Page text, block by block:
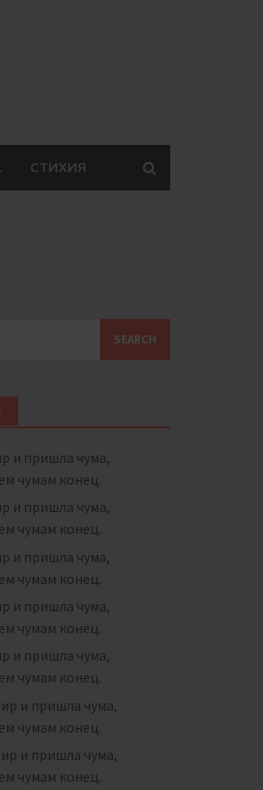
СТИХИЯ
и пришла чума,
чумам конец.
и пришла чума,
чумам конец.
и пришла чума,
чумам конец.
и пришла чума,
чумам конец.
и пришла чума,
чумам конец.
и пришла чума,
чумам конец.
и пришла чума,
чумам конец.